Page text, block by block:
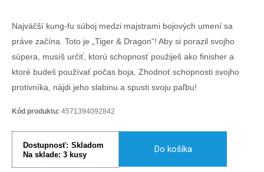
Najväčší kung-fu súboj medzi majstrami bojových umení sa
práve začína. Toto je „Tiger & Dragon“! Aby si porazil svojho
súpera, musíš určiť, ktorú schopnosť použiješ ako finisher a
ktoré budeš používať počas boja. Zhodnoť schopnosti svojho
protivníka, nájdi jeho slabinu a spusti svoju paľbu!
Kód produktu: 4571394092842
Dostupnosť: Skladom
Na sklade: 3 kusy
Do košíka